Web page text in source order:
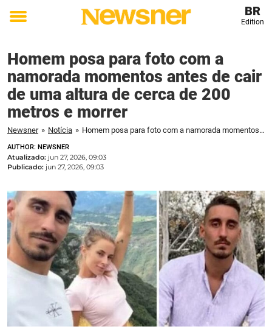
Toggle
BR
Edition
Homem posa para foto com a
namorada momentos antes de cair
de uma altura de cerca de 200
metros e morrer
Newsner » Notícia » Homem posa para foto com a namorada momentos antes de cair de uma altura de cerca de 200 metros e morrer
AUTHOR: NEWSNER
Atualizado: jun 27, 2026, 09:03
Publicado: jun 27, 2026, 09:03